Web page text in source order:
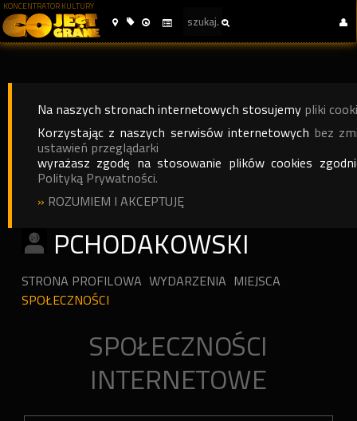
KONCENTRATOR KULTURY
Na naszych stronach internetowych stosujemy pliki
Korzystając z naszych serwisów internetowych bez
ustawień przeglądarki
wyrażasz zgodę na stosowanie plików cookies
Polityką Prywatności.
» ROZUMIEM I AKCEPTUJĘ
PCHODAKOWSKI
STRONA PROFILOWA WYDARZENIA MIEJSCA
SPOŁECZNOŚCI
SPOŁECZNOŚCI
INTERNETOWE